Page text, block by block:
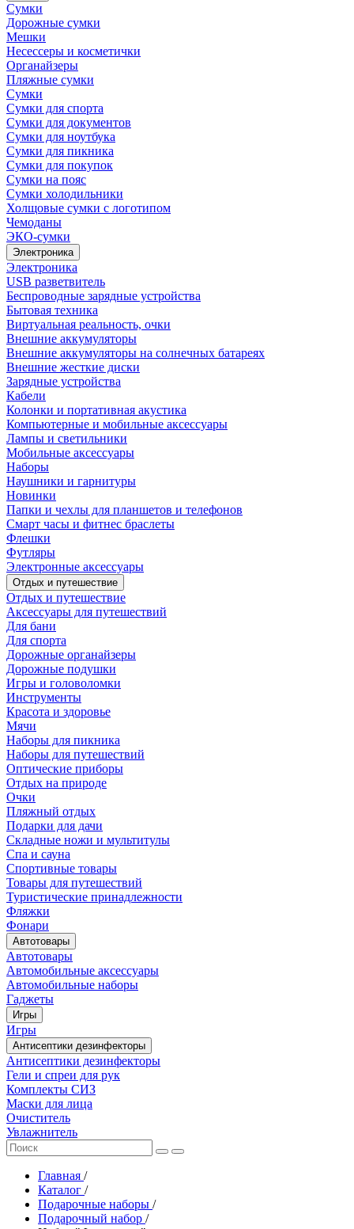
Сумки
Дорожные сумки
Мешки
Несессеры и косметички
Органайзеры
Пляжные сумки
Сумки
Сумки для спорта
Сумки для документов
Сумки для ноутбука
Сумки для пикника
Сумки для покупок
Сумки на пояс
Сумки холодильники
Холщовые сумки с логотипом
Чемоданы
ЭКО-сумки
Электроника
Электроника
USB разветвитель
Беспроводные зарядные устройства
Бытовая техника
Виртуальная реальность, очки
Внешние аккумуляторы
Внешние аккумуляторы на солнечных батареях
Внешние жесткие диски
Зарядные устройства
Кабели
Колонки и портативная акустика
Компьютерные и мобильные аксессуары
Лампы и светильники
Мобильные аксессуары
Наборы
Наушники и гарнитуры
Новинки
Папки и чехлы для планшетов и телефонов
Смарт часы и фитнес браслеты
Флешки
Футляры
Электронные аксессуары
Отдых и путешествие
Отдых и путешествие
Аксессуары для путешествий
Для бани
Для спорта
Дорожные органайзеры
Дорожные подушки
Игры и головоломки
Инструменты
Красота и здоровье
Мячи
Наборы для пикника
Наборы для путешествий
Оптические приборы
Отдых на природе
Очки
Пляжный отдых
Подарки для дачи
Складные ножи и мультитулы
Спа и сауна
Спортивные товары
Товары для путешествий
Туристические принадлежности
Фляжки
Фонари
Автотовары
Автотовары
Автомобильные аксессуары
Автомобильные наборы
Гаджеты
Игры
Игры
Антисептики дезинфекторы
Антисептики дезинфекторы
Гели и спреи для рук
Комплекты СИЗ
Маски для лица
Очиститель
Увлажнитель
Главная /
Каталог /
Подарочные наборы /
Подарочный набор /